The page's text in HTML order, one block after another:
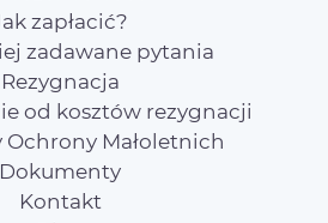
zapłacić?
zadawane pytania
Rezygnacja
od kosztów rezygnacji
Ochrony Małoletnich
Dokumenty
Kontakt